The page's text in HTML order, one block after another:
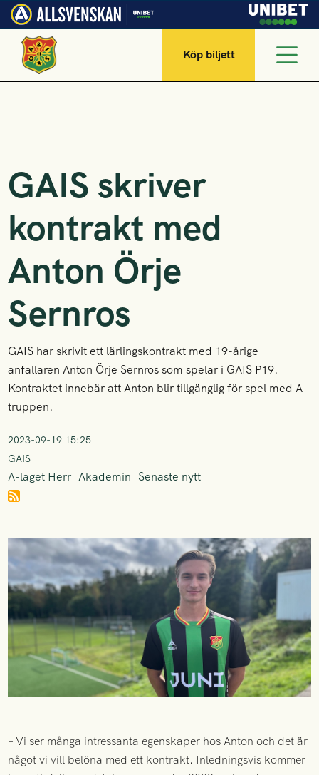
Köp biljett
GAIS skriver
kontrakt med
Anton Örje
Sernros
GAIS har skrivit ett lärlingskontrakt med 19-årige
anfallaren Anton Örje Sernros som spelar i GAIS P19.
Kontraktet innebär att Anton blir tillgänglig för spel med A-
truppen.
2023-09-19 15:25
GAIS
A-laget Herr Akademin Senaste nytt
– Vi ser många intressanta egenskaper hos Anton och det är
något vi vill belöna med ett kontrakt. Inledningsvis kommer